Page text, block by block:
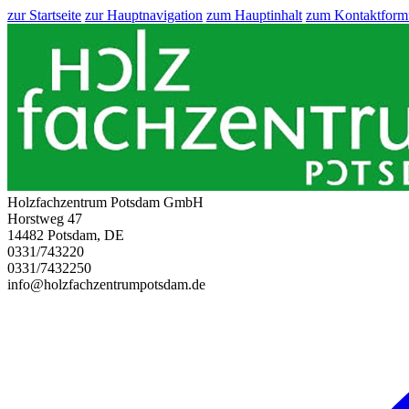
zur Startseite zur Hauptnavigation zum Hauptinhalt zum
Holzfachzentrum Potsdam GmbH
Horstweg 47
14482 Potsdam, DE
0331/743220
0331/7432250
info@holzfachzentrumpotsdam.de